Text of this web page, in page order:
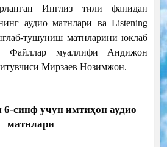
Инглиз тили фанидан
аудио матнлари ва Listening
тушуниш матнларини юклаб
Файллар муаллифи Андижон
Мирзаев Нозимжон.
6-синф учун имтиҳон аудио
матнлари